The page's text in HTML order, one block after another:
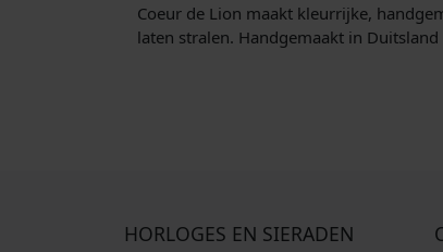
Coeur de Lion maakt kleurrijke,
laten stralen. Handgemaakt in
HORLOGES EN SIERADEN